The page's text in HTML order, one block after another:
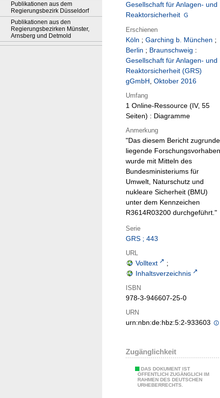
Publikationen aus dem
Regierungsbezirk Düsseldorf
Publikationen aus den
Regierungsbezirken Münster,
Arnsberg und Detmold
Gesellschaft für Anlagen- und
Reaktorsicherheit
Erschienen
Köln ; Garching b. München ;
Berlin ; Braunschweig :
Gesellschaft für Anlagen- und
Reaktorsicherheit (GRS)
gGmbH, Oktober 2016
Umfang
1 Online-Ressource (IV, 55
Seiten) : Diagramme
Anmerkung
"Das diesem Bericht zugrunde
liegende Forschungsvorhaben
wurde mit Mitteln des
Bundesministeriums für
Umwelt, Naturschutz und
nukleare Sicherheit (BMU)
unter dem Kennzeichen
R3614R03200 durchgeführt."
Serie
GRS ; 443
URL
Volltext
;
Inhaltsverzeichnis
ISBN
978-3-946607-25-0
URN
urn:nbn:de:hbz:5:2-933603
Zugänglichkeit
DAS DOKUMENT IST
ÖFFENTLICH ZUGÄNGLICH IM
RAHMEN DES DEUTSCHEN
URHEBERRECHTS.